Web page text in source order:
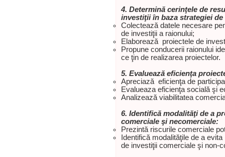
4. Determină cerinţele de
investiţii în baza strategiei
Colectează datele necesare
de investiţii a raionului;
Elaborează proiectele de
Propune conducerii raionului
ce ţin de realizarea proiectеlor.
5. Evaluează eficienţa
Apreciază eficienţa de
Evalueaza eficienţa socială şi
Analizează viabilitatea
6. Identifică modalităţi de a
comerciale şi necomerciale:
Prezintă riscurile comerciale
Identifică modalităţile de a
de investiţii comerciale şi non-